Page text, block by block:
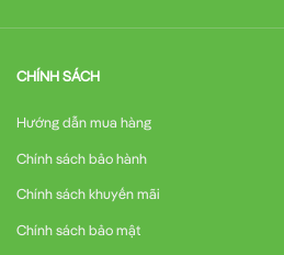
CHÍNH SÁCH
Hướng dẫn mua hàng
Chính sách bảo hành
Chính sách khuyến mãi
Chính sách bảo mật